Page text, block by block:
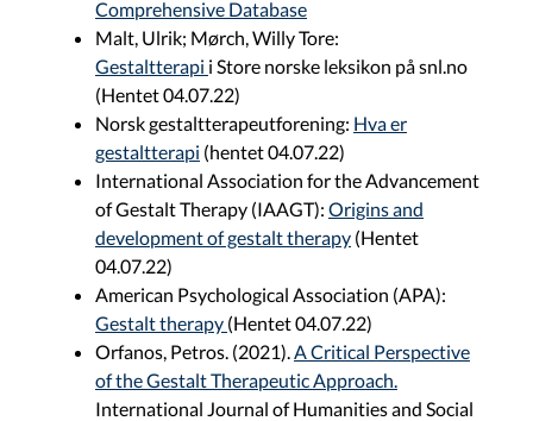
Comprehensive Database
Malt, Ulrik; Mørch, Willy Tore:
Gestaltterapi i Store norske leksikon på snl.no
(Hentet 04.07.22)
Norsk gestaltterapeutforening: Hva er
gestaltterapi (hentet 04.07.22)
International Association for the Advancement
of Gestalt Therapy (IAAGT): Origins and
development of gestalt therapy (Hentet
04.07.22)
American Psychological Association (APA):
Gestalt therapy (Hentet 04.07.22)
Orfanos, Petros. (2021). A Critical Perspective
of the Gestalt Therapeutic Approach.
International Journal of Humanities and Social